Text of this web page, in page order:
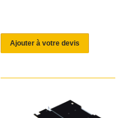
Ajouter à votre devis